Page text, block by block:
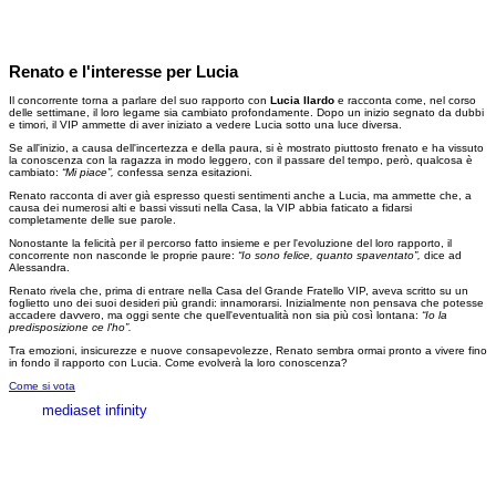
Renato e l'interesse per Lucia
Il concorrente torna a parlare del suo rapporto con Lucia Ilardo e racconta come, nel corso
delle settimane, il loro legame sia cambiato profondamente. Dopo un inizio segnato da dubbi
e timori, il VIP ammette di aver iniziato a vedere Lucia sotto una luce diversa.
Se all'inizio, a causa dell'incertezza e della paura, si è mostrato piuttosto frenato e ha vissuto
la conoscenza con la ragazza in modo leggero, con il passare del tempo, però, qualcosa è
cambiato: “Mi piace”, confessa senza esitazioni.
Renato racconta di aver già espresso questi sentimenti anche a Lucia, ma ammette che, a
causa dei numerosi alti e bassi vissuti nella Casa, la VIP abbia faticato a fidarsi
completamente delle sue parole.
Nonostante la felicità per il percorso fatto insieme e per l'evoluzione del loro rapporto, il
concorrente non nasconde le proprie paure: “Io sono felice, quanto spaventato”, dice ad
Alessandra.
Renato rivela che, prima di entrare nella Casa del Grande Fratello VIP, aveva scritto su un
foglietto uno dei suoi desideri più grandi: innamorarsi. Inizialmente non pensava che potesse
accadere davvero, ma oggi sente che quell'eventualità non sia più così lontana: “Io la
predisposizione ce l'ho”.
Tra emozioni, insicurezze e nuove consapevolezze, Renato sembra ormai pronto a vivere fino
in fondo il rapporto con Lucia. Come evolverà la loro conoscenza?
Come si vota
mediaset infinity